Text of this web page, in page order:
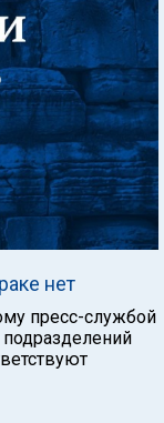
нет
пресс-службой